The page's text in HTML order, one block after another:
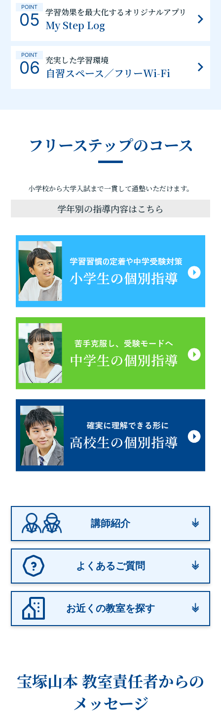
POINT
05 学習効果を最大化するオリジナルアプリ
My Step Log
POINT
06 充実した学習環境
自習スペース／フリーWi-Fi
フリーステップのコース
小学校から大学入試まで一貫して通塾いただけます。
学年別の指導内容はこちら
講師紹介
よくあるご質問
お近くの教室を探す
宝塚山本 教室責任者からの
メッセージ